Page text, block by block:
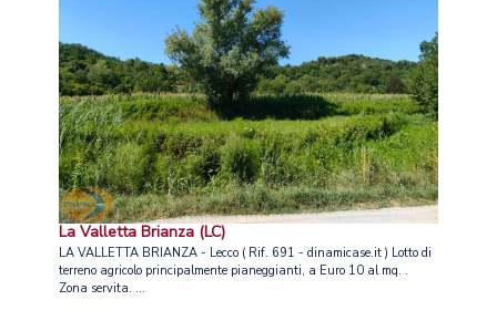
La Valletta Brianza (LC)
LA VALLETTA BRIANZA - Lecco ( Rif. 691 - dinamicase.it ) Lotto di
terreno agricolo principalmente pianeggianti, a Euro 10 al mq. .
Zona servita. ...